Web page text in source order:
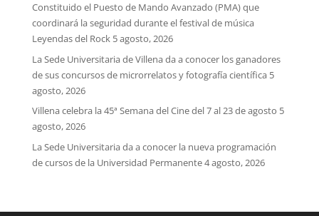
Constituido el Puesto de Mando Avanzado (PMA) que
coordinará la seguridad durante el festival de música
Leyendas del Rock 5 agosto, 2026
La Sede Universitaria de Villena da a conocer los ganadores
de sus concursos de microrrelatos y fotografía científica 5
agosto, 2026
Villena celebra la 45ª Semana del Cine del 7 al 23 de agosto 5
agosto, 2026
La Sede Universitaria da a conocer la nueva programación
de cursos de la Universidad Permanente4 agosto, 2026